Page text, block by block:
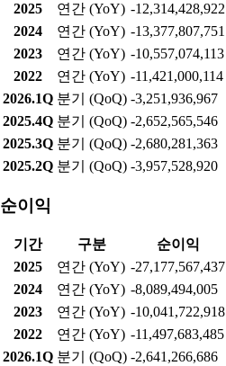
2025
연간 (YoY) -12,314,428,922
2024
연간 (YoY) -13,377,807,751
2023
연간 (YoY) -10,557,074,113
2022
연간 (YoY) -11,421,000,114
2026.1Q 분기 (QoQ) -3,251,936,967
2025.4Q 분기 (QoQ) -2,652,565,546
2025.3Q 분기 (QoQ) -2,680,281,363
2025.2Q 분기 (QoQ) -3,957,528,920
순이익
기간 구분 순이익
2025
연간 (YoY) -27,177,567,437
2024
연간 (YoY) -8,089,494,005
2023
연간 (YoY) -10,041,722,918
2022
연간 (YoY) -11,497,683,485
2026.1Q 분기 (QoQ) -2,641,266,686